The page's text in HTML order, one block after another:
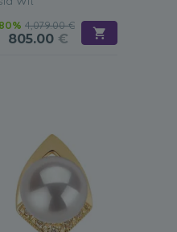
om op elk gewenst
in de mode blijven en
er nooit ouderwets
4,079.00 €
805.00 €